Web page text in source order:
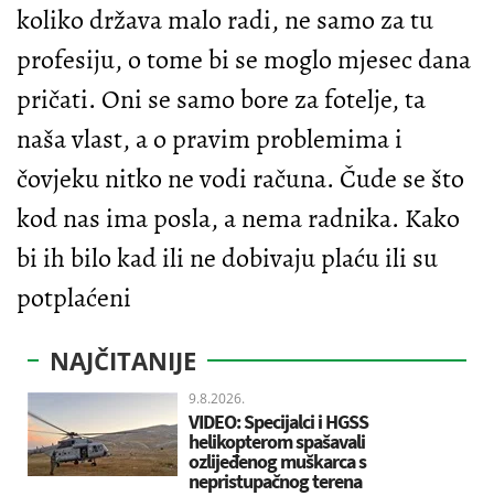
koliko država malo radi, ne samo za tu
profesiju, o tome bi se moglo mjesec dana
pričati. Oni se samo bore za fotelje, ta
naša vlast, a o pravim problemima i
čovjeku nitko ne vodi računa. Čude se što
kod nas ima posla, a nema radnika. Kako
bi ih bilo kad ili ne dobivaju plaću ili su
potplaćeni
NAJČITANIJE
9.8.2026.
VIDEO: Specijalci i HGSS
helikopterom spašavali
ozlijeđenog muškarca s
nepristupačnog terena